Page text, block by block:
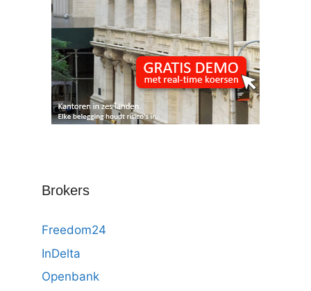
Brokers
Freedom24
InDelta
Openbank